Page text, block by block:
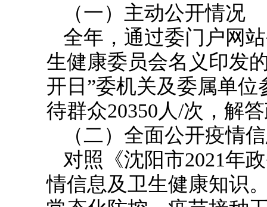
（一）主动公开情况
全年，通过委门户网
生健康委员会名义印发
开日”委机关及委属单位
待群众20350人/次 ， 解
（二）全面公开疫情
对照《沈阳市2021年
情信息及卫生健康知识